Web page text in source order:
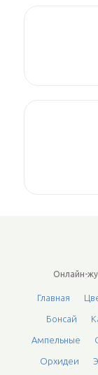
Онлайн-
Главная
Бонсай
Ампельные
Орхидеи